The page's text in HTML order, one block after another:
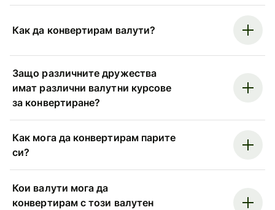
Как да конвертирам валути?
Защо различните дружества
имат различни валутни курсове
за конвертиране?
Как мога да конвертирам парите
си?
Кои валути мога да
конвертирам с този валутен